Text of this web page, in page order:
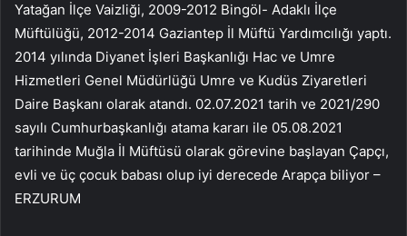
Yatağan İlçe Vaizliği, 2009-2012 Bingöl- Adaklı İlçe
Müftülüğü, 2012-2014 Gaziantep İl Müftü Yardımcılığı yaptı.
2014 yılında Diyanet İşleri Başkanlığı Hac ve Umre
Hizmetleri Genel Müdürlüğü Umre ve Kudüs Ziyaretleri
Daire Başkanı olarak atandı. 02.07.2021 tarih ve 2021/290
sayılı Cumhurbaşkanlığı atama kararı ile 05.08.2021
tarihinde Muğla İl Müftüsü olarak görevine başlayan Çapçı,
evli ve üç çocuk babası olup iyi derecede Arapça biliyor –
ERZURUM